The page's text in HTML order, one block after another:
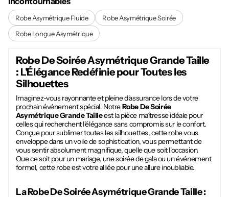
Robe Asymétrique Fluide
Robe Asymétrique Soirée
Robe Longue Asymétrique
Robe De Soirée Asymétrique Grande Taille
: L'Élégance Redéfinie pour Toutes les
Silhouettes
Imaginez-vous rayonnante et pleine d'assurance lors de votre
prochain événement spécial. NotreRobe De Soirée
Asymétrique Grande Tailleest la pièce maîtresse idéale pour
celles qui recherchent l'élégance sans compromis sur le confort.
Conçue pour sublimer toutes les silhouettes, cette robe vous
enveloppe dans un voile de sophistication, vous permettant de
vous sentir absolument magnifique, quelle que soit l'occasion.
Que ce soit pour un mariage, une soirée de gala ou un événement
formel, cette robe est votre alliée pour une allure inoubliable.
LaRobe De Soirée Asymétrique Grande Taille: